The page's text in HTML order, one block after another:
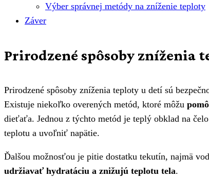
Výber správnej metódy na zníženie teploty
Záver
Prirodzené spôsoby zníženia
Prirodzené spôsoby zníženia teploty u detí sú
Existuje niekoľko overených metód, ktoré môžu
dieťaťa. Jednou z týchto metód je teplý obklad na
teplotu a uvoľniť napätie.
Ďalšou možnosťou je pitie dostatku tekutín, najmä
udržiavať hydratáciu a znižujú teplotu tela.